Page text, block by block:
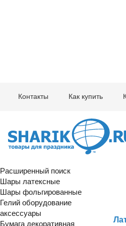
Контакты Как купить
Воздушные
Воздушные шары, все для
Расширенный поиск
Шары латексные
Шары фольгированные
Гелий оборудование
аксессуары
Бумага декоративная